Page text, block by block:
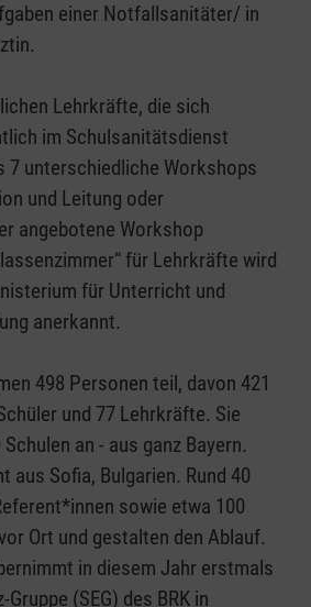
einer Notfallsanitäter/ in
Lehrkräfte, die sich
im Schulsanitätsdienst
7 unterschiedliche Workshops
und Leitung oder
angebotene Workshop
für Lehrkräfte wird
für Unterricht und
anerkannt.
498 Personen teil, davon 421
und 77 Lehrkräfte. Sie
an - aus ganz Bayern.
aus Sofia, Bulgarien. Rund 40
sowie etwa 100
Ort und gestalten den Ablauf.
in diesem Jahr erstmals
(SEG) des BRK in